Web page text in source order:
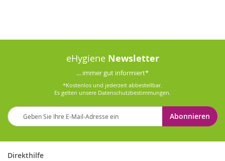
eHygiene Newsletter
... immer gut informiert*
*Kostenlos und jederzeit abbestellbar.
Es gelten unsere Datenschutzbestimmungen.
Melden
Sie
sich
Newsletter
Abonnieren
Direkthilfe